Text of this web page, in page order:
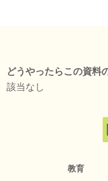
どうやったらこの資料
該当なし
教育